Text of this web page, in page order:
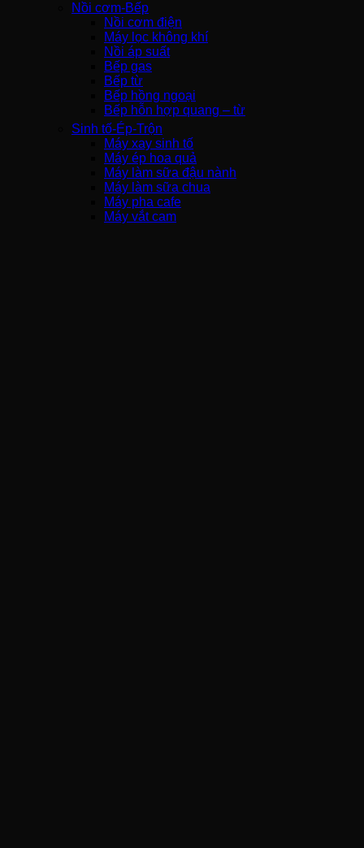
Nồi cơm-Bếp
Nồi cơm điện
Máy lọc không khí
Nồi áp suất
Bếp gas
Bếp từ
Bếp hồng ngoại
Bếp hỗn hợp quang – từ
Sinh tố-Ép-Trộn
Máy xay sinh tố
Máy ép hoa quả
Máy làm sữa đậu nành
Máy làm sữa chua
Máy pha cafe
Máy vắt cam